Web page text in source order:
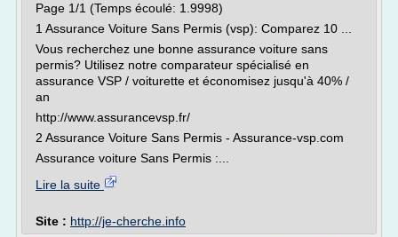
Page 1/1 (Temps écoulé: 1.9998)
1 Assurance Voiture Sans Permis (vsp): Comparez 10 ...
Vous recherchez une bonne assurance voiture sans
permis? Utilisez notre comparateur spécialisé en
assurance VSP / voiturette et économisez jusqu'à 40% /
an
http://www.assurancevsp.fr/
2 Assurance Voiture Sans Permis - Assurance-vsp.com
Assurance voiture Sans Permis :...
Lire la suite
Site : http://je-cherche.info